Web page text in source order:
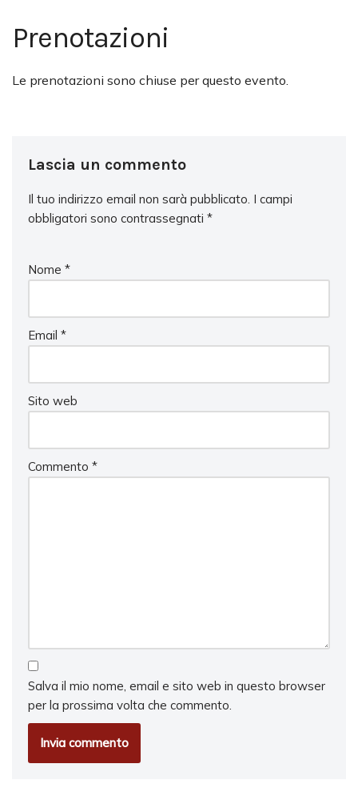
Prenotazioni
Le prenotazioni sono chiuse per questo evento.
Lascia un commento
Il tuo indirizzo email non sarà pubblicato. I campi
obbligatori sono contrassegnati *
Nome *
Email *
Sito web
Commento *
Salva il mio nome, email e sito web in questo browser
per la prossima volta che commento.